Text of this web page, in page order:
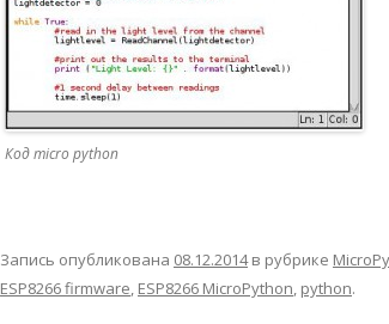
Код micro python
Запись опубликована 08.12.2014в рубрике
ESP8266 firmware, ESP8266 MicroPython, python.